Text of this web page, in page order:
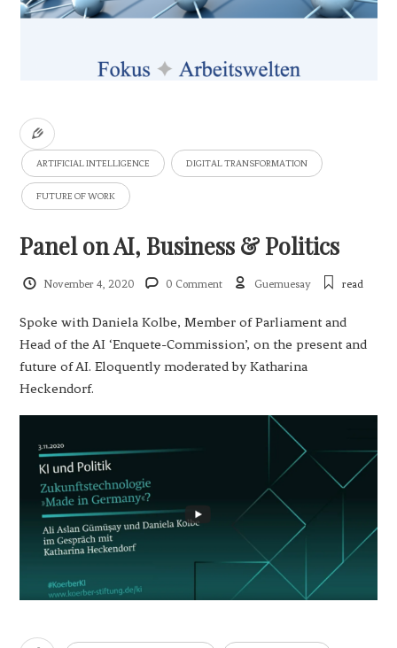
ARTIFICIAL INTELLIGENCE DIGITAL TRANSFORMATION
FUTURE OF WORK
Panel on AI, Business & Politics
November 4, 2020 0 Comment Guemuesay read
Spoke with Daniela Kolbe, Member of Parliament and
Head of the AI ‘Enquete-Commission’, on the present and
future of AI. Eloquently moderated by Katharina
Heckendorf.